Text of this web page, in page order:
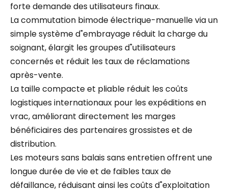
forte demande des utilisateurs finaux.
La commutation bimode électrique-manuelle via un
simple système d"embrayage réduit la charge du
soignant, élargit les groupes d"utilisateurs
concernés et réduit les taux de réclamations
après-vente.
La taille compacte et pliable réduit les coûts
logistiques internationaux pour les expéditions en
vrac, améliorant directement les marges
bénéficiaires des partenaires grossistes et de
distribution.
Les moteurs sans balais sans entretien offrent une
longue durée de vie et de faibles taux de
défaillance, réduisant ainsi les coûts d"exploitation